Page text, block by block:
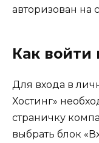
авторизован на
Как войти
Для входа в
Хостинг»
страничку
выбрать блок